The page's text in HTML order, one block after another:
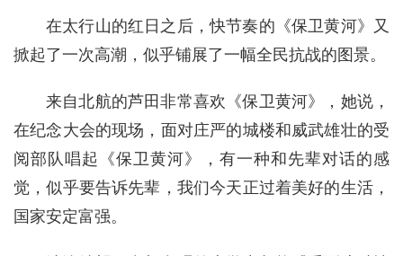
在太行山的红日之后，快节奏的《保卫黄河》又
掀起了一次高潮，似乎铺展了一幅全民抗战的图景。
来自北航的芦田非常喜欢《保卫黄河》，她说，
在纪念大会的现场，面对庄严的城楼和威武雄壮的受
阅部队唱起《保卫黄河》，有一种和先辈对话的感
觉，似乎要告诉先辈，我们今天正过着美好的生活，
国家安定富强。